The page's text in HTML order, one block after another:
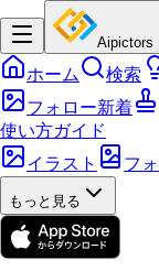
Aipictors
ホーム 検索
フォロー新着
使い方ガイド
イラスト
フ
もっと見る